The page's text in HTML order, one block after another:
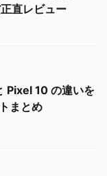
直レビュー
Pixel 10 の違いを
まとめ